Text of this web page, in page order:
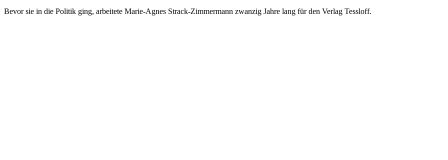
Bevor sie in die Politik ging, arbeitete Marie-Agnes Strack-Zimmermann zwanzig Jahre lang für den Verlag Tessloff.